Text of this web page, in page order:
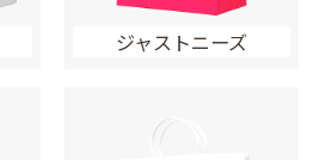
ジャストニーズ